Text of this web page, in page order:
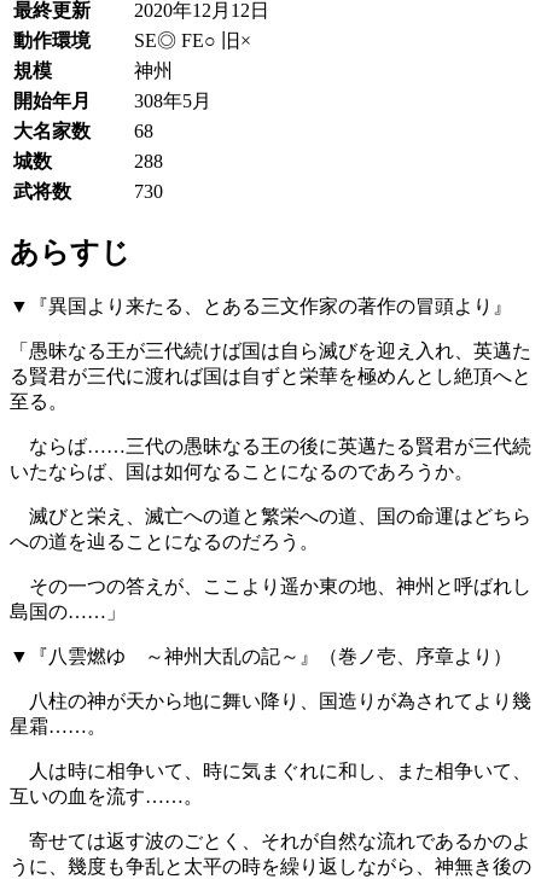
最終更新
2020年12月12日
動作環境
SE◎ FE○ 旧×
規模
神州
開始年月
308年5月
大名家数
68
城数
288
武将数
730
あらすじ
▼『異国より来たる、とある三文作家の著作の冒頭より』
「愚昧なる王が三代続けば国は自ら滅びを迎え入れ、英邁た
る賢君が三代に渡れば国は自ずと栄華を極めんとし絶頂へと
至る。
ならば……三代の愚昧なる王の後に英邁たる賢君が三代続
いたならば、国は如何なることになるのであろうか。
滅びと栄え、滅亡への道と繁栄への道、国の命運はどちら
への道を辿ることになるのだろう。
その一つの答えが、ここより遥か東の地、神州と呼ばれし
島国の……」
▼『八雲燃ゆ ～神州大乱の記～』（巻ノ壱、序章より）
八柱の神が天から地に舞い降り、国造りが為されてより幾
星霜……。
人は時に相争いて、時に気まぐれに和し、また相争いて、
互いの血を流す……。
寄せては返す波のごとく、それが自然な流れであるかのよ
うに、幾度も争乱と太平の時を繰り返しながら、神無き後の